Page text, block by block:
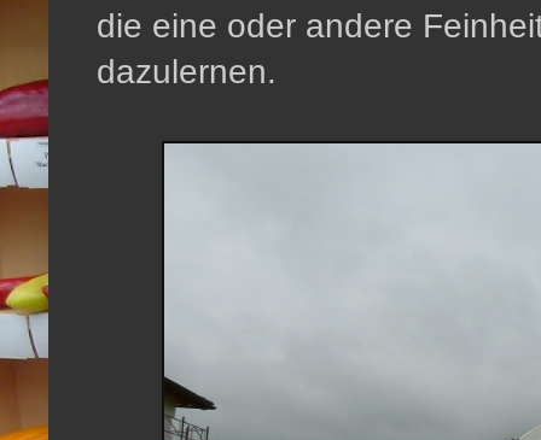
die eine oder andere
dazulernen.